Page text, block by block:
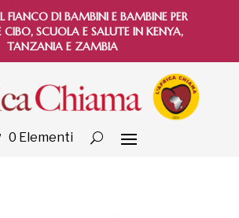
DI BAMBINI E BAMBINE PER
CIBO, SCUOLA E SALUTE IN KENYA,
TANZANIA E ZAMBIA
0 Elementi